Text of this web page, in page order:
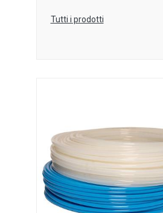
Tutti i prodotti